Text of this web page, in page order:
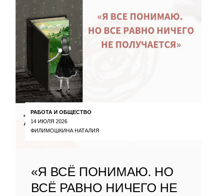
РАБОТА И ОБЩЕСТВО
14 ИЮЛЯ 2026
ФИЛИМОШКИНА НАТАЛИЯ
«Я ВСЁ ПОНИМАЮ. НО
ВСЁ РАВНО НИЧЕГО НЕ